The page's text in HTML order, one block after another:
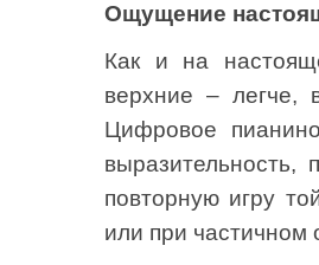
Ощущение
Как и на
верхние – легче,
Цифровое
повторную игру
или при частичном